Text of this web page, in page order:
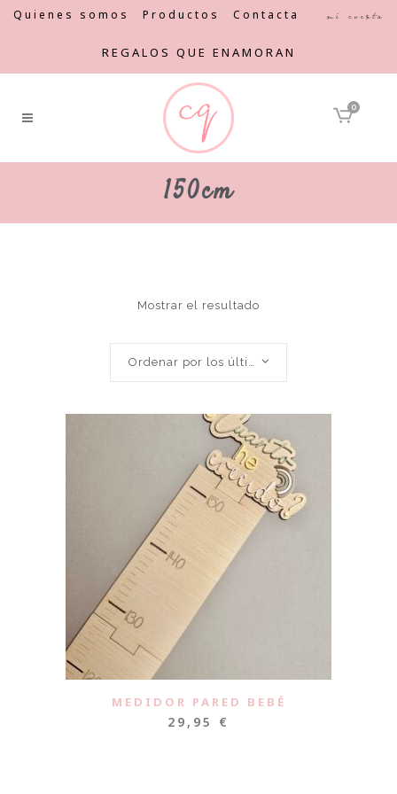
Quienes somos Productos Contacta Mi cuenta
REGALOS QUE ENAMORAN
0
150cm
Mostrar el resultado
Ordenar por los últimos
MEDIDOR PARED BEBÉ
29,95 €